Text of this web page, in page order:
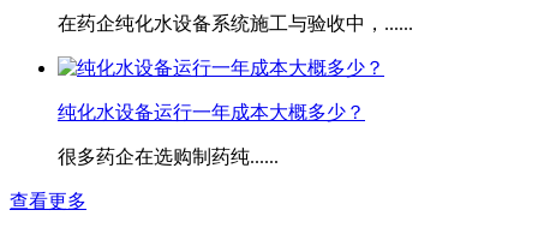
在药企纯化水设备系统施工与验收中，......
​纯化水设备运行一年成本大概多少？
很多药企在选购制药纯......
查看更多